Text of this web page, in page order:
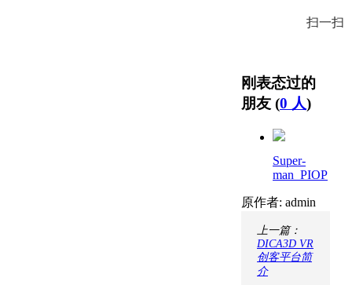
扫一扫
刚表态过的
朋友 (0 人)
Super-
man_PIOP
原作者: admin
上一篇：
DICA3D VR
创客平台简
介